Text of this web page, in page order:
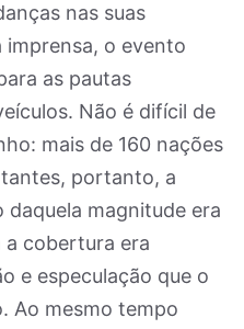
nas suas
imprensa, o evento
as pautas
Não é difícil de
mais de 160 nações
portanto, a
magnitude era
a cobertura era
e especulação que o
Ao mesmo tempo